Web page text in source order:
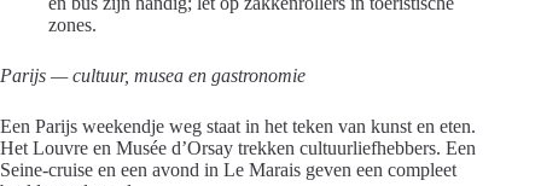
zones.
Parijs — cultuur, musea en gastronomie
Een Parijs weekendje weg staat in het teken van kunst en eten.
Het Louvre en Musée d’Orsay trekken cultuurliefhebbers. Een
Seine-cruise en een avond in Le Marais geven een compleet